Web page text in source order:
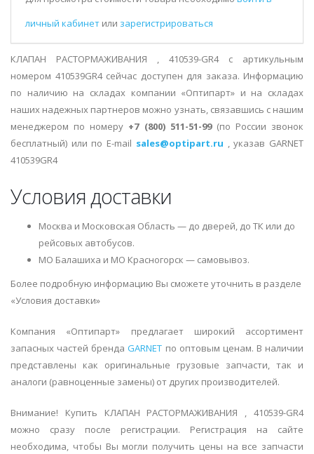
личный кабинет или зарегистрироваться
КЛАПАН РАСТОРМАЖИВАНИЯ , 410539-GR4 с артикульным
номером 410539GR4 сейчас доступен для заказа. Информацию
по наличию на складах компании «Оптипарт» и на складах
наших надежных партнеров можно узнать, связавшись с нашим
менеджером по номеру +7 (800) 511-51-99(по России звонок
бесплатный) или по E-mail sales@optipart.ru , указав GARNET
410539GR4
Условия доставки
Москва и Московская Область — до дверей, до ТК или до
рейсовых автобусов.
МО Балашиха и МО Красногорск — самовывоз.
Более подробную информацию Вы сможете уточнить в разделе
«Условия доставки»
Компания «Оптипарт» предлагает широкий ассортимент
запасных частей брендаGARNET по оптовым ценам. В наличии
представлены как оригинальные грузовые запчасти, так и
аналоги (равноценные замены) от других производителей.
Внимание! Купить КЛАПАН РАСТОРМАЖИВАНИЯ , 410539-GR4
можно сразу после регистрации. Регистрация на сайте
необходима, чтобы Вы могли получить цены на все запчасти